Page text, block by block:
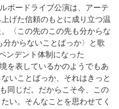
ボードライブ公演は、アーテ
げた信頼のもとに成り立つ温
〈この先のこの先も分からな
からないことばっか〉と歌
ンデント体制になった
を表しているかのようでもあ
いことばっか、それはきっと
同じだ。だからこそ今、この
い。そんなことを思わせてく